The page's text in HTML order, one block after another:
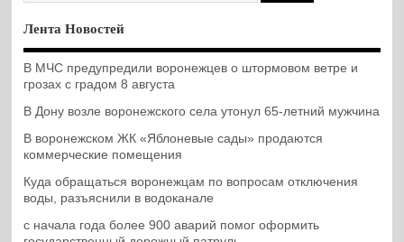
Лента Новостей
В МЧС предупредили воронежцев о штормовом ветре и
грозах с градом 8 августа
В Дону возле воронежского села утонул 65-летний мужчина
В воронежском ЖК «Яблоневые сады» продаются
коммерческие помещения
Куда обращаться воронежцам по вопросам отключения
воды, разъяснили в водоканале
с начала года более 900 аварий помог оформить